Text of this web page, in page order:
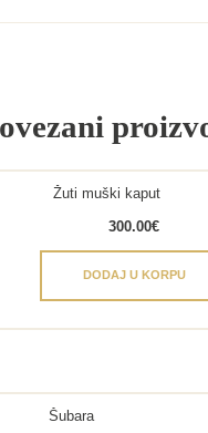
Žuti muški kaput
300.00€
DODAJ U KORPU
Šubara